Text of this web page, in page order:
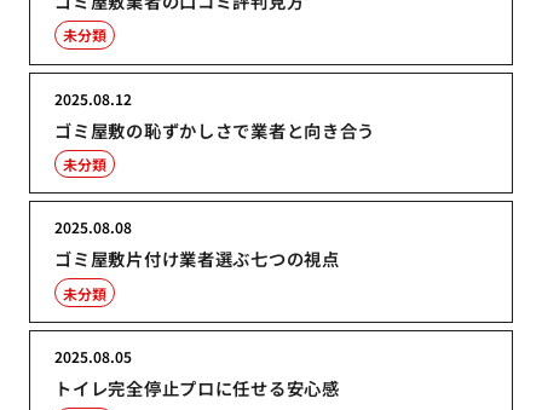
未分類
ゴミ屋敷の恥ずかしさで業者と向き合う
2025.08.12
未分類
ゴミ屋敷片付け業者選ぶ七つの視点
2025.08.08
未分類
トイレ完全停止プロに任せる安心感
2025.08.05